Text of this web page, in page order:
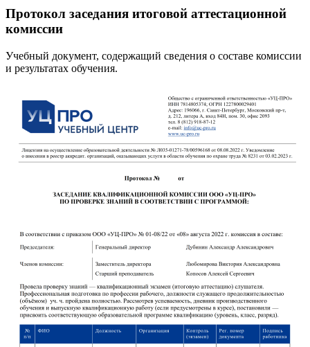
Протокол заседания итоговой аттестационной
комиссии
Учебный документ, содержащий сведения о составе комиссии
и результатах обучения.